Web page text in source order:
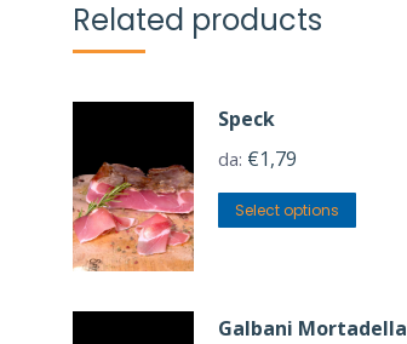
Related products
Speck
da: €1,79
Select options
Galbani Mortadella